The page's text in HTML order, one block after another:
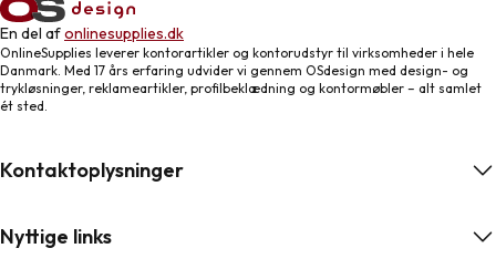
En del afonlinesupplies.dk
OnlineSupplies leverer kontorartikler og kontorudstyr til virksomheder i hele
Danmark. Med 17 års erfaring udvider vi gennem OSdesign med design- og
trykløsninger, reklameartikler, profilbeklædning og kontormøbler – alt samlet
ét sted.
Kontaktoplysninger
Nyttige links